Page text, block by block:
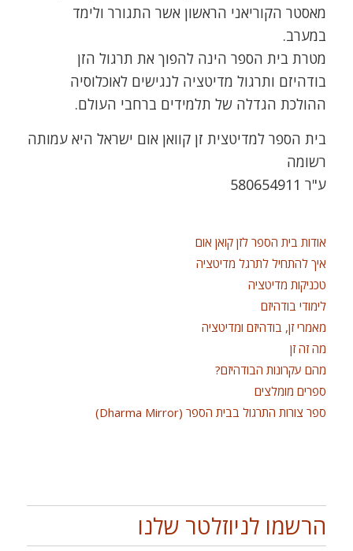
מאסטר הקוריאני הראשון אשר התגורר ולימד
במערב.
מטרת בית הספר הינה להפוך את תרגול הזן
בודהיזם ותרגול מדיטציה לנגישים לאוכלוסיה
ההולכת הגדלה של תלמידים ברחבי העולם.
בית הספר למדיטצית זן קוואן אום ישראל היא עמותה
רשומה
ע"ר 580654911
אודות בית הספר לזן קואן אום
איך להתחיל לתרגל מדיטציה
טכניקות מדיטציה
לימודי בודהיזם
מאמרי זן, בודהיזם ומדיטציה
מה זה זן
מהם עקרונות הבודהיזם?
ספרים מומלצים
ספר צורות התרגול בבית הספר (Dharma Mirror)
הרשמו לניוזלטר שלנו